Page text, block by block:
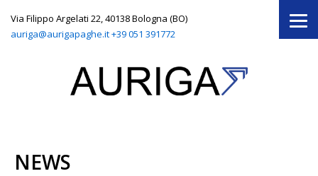
Via Filippo Argelati 22, 40138 Bologna (BO)
auriga@aurigapaghe.it+39 051 391772
NEWS